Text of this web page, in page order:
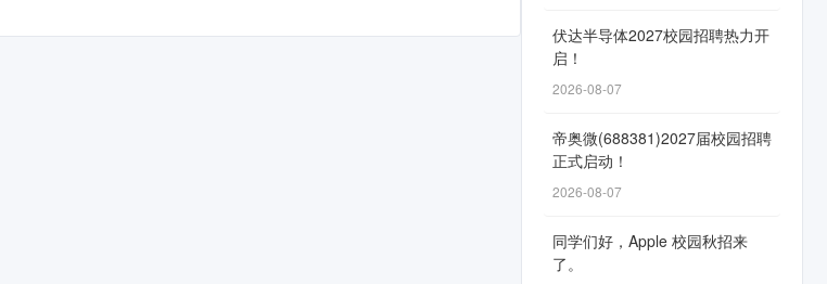
伏达半导体2027校园招聘热力开
启！
2026-08-07
帝奥微(688381)2027届校园招聘
正式启动！
2026-08-07
同学们好，Apple 校园秋招来
了。